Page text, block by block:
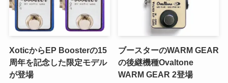
XoticからEP Boosterの15
周年を記念した限定モデル
が登場
ブースターのWARM GEAR
の後継機種Ovaltone
WARM GEAR 2登場